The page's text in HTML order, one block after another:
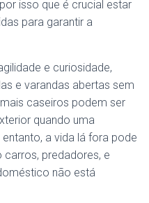
isso que é crucial estar
para garantir a
e curiosidade,
e varandas abertas sem
caseiros podem ser
quando uma
a vida lá fora pode
carros, predadores, e
não está